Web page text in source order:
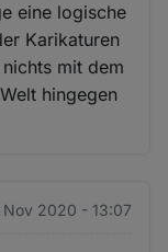
eine logische
Karikaturen
mit dem
hingegen
Nov 2020 - 13:07